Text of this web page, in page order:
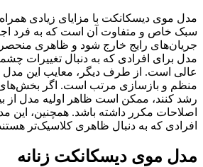
مدل موی دیسکانکت با مزایای زیادی
سبک خاص و متفاوت آن است که به فرد
جریان‌های رایج خارج شود و ظاهری منحصر
مدل برای افرادی که به دنبال تغییرات
عالی است. از طرف دیگر، معایب این مدل
منظم و بازسازی مرتب است. اگر
رشد کنند، ممکن است ظاهر اولیه مدل از
اصلاحات مکرر داشته باشد. همچنین،
افرادی که به دنبال ظاهری کلاسیک‌تر
مدل موی دیسکانکت زنانه